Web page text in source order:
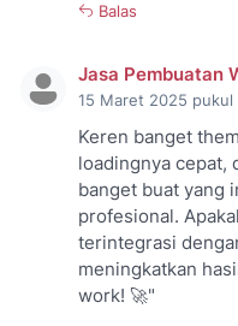
Balas
Jasa Pembuatan
15 Maret 2025 pukul
Keren banget
loadingnya cepat,
banget buat yang
profesional.
terintegrasi
meningkatkan
work! 🚀"